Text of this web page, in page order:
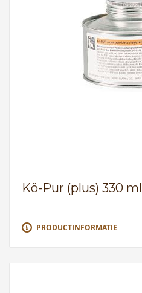
Kö-Pur (plus) 330 ml
PRODUCTINFORMATIE